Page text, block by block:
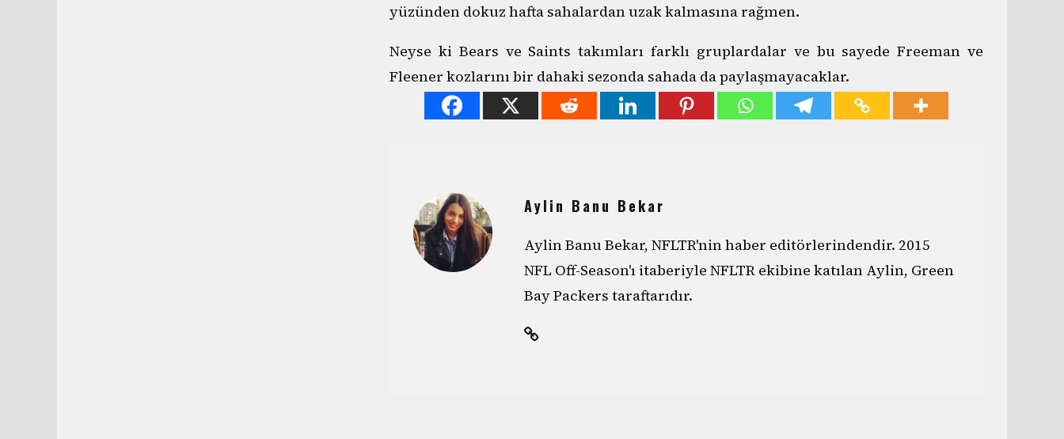
yüzünden dokuz hafta sahalardan uzak kalmasına rağmen.
Neyse ki Bears ve Saints takımları farklı gruplardalar ve bu sayede Freeman ve
Fleener kozlarını bir dahaki sezonda sahada da paylaşmayacaklar.
Aylin Banu Bekar
Aylin Banu Bekar, NFLTR'nin haber editörlerindendir. 2015
NFL Off-Season'ı itaberiyle NFLTR ekibine katılan Aylin, Green
Bay Packers taraftarıdır.